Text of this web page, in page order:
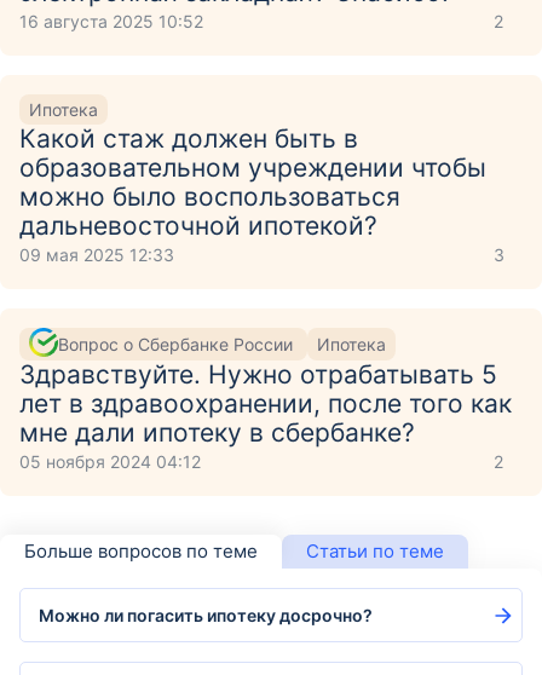
16 августа 2025 10:52 2
Ипотека
Какой стаж должен быть в
образовательном учреждении чтобы
можно было воспользоваться
дальневосточной ипотекой?
09 мая 2025 12:33 3
Вопрос о Сбербанке России Ипотека
Здравствуйте. Нужно отрабатывать 5
лет в здравоохранении, после того как
мне дали ипотеку в сбербанке?
05 ноября 2024 04:12 2
Больше вопросов по теме Статьи по теме
Можно ли погасить ипотеку досрочно?